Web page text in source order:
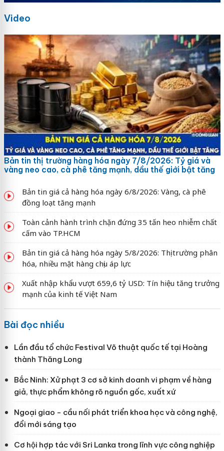
Video
Bản tin thị trường hàng hóa ngày 7/8/2026: Tỷ giá và
vàng neo cao, cà phê tăng mạnh, dầu thế giới bật tăng
Bản tin giá cả hàng hóa ngày 6/8/2026: Vàng, cà phê
đồng loạt tăng mạnh
Toàn cảnh hành trình chặn đứng 35 tấn heo nhiễm chất
cấm vào TP.HCM
Bản tin giá cả hàng hóa ngày 5/8/2026: Thị trường phân
hóa, nhiều mặt hàng chịu áp lực
Xuất nhập khẩu vượt 659,6 tỷ USD: Tín hiệu tăng trưởng
mạnh của kinh tế Việt Nam
Bài đọc nhiều
Lần đầu tổ chức Festival Võ thuật quốc tế tại Hoàng
thành Thăng Long
Bắc Ninh: Xử phạt 3 cơ sở kinh doanh vi phạm về hàng
giả, thực phẩm không rõ nguồn gốc, xuất xứ
Ngoại giao - cầu nối phát triển khoa học và công nghệ,
đổi mới sáng tạo
Cơ hội hợp tác với Sri Lanka trong lĩnh vực công nghiệp